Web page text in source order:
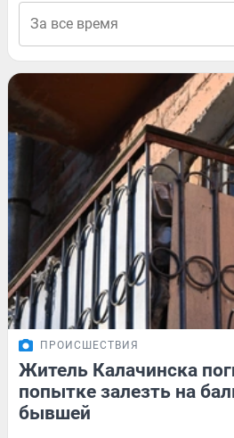
ПРОИСШЕСТВИЯ
Житель Калачинска
попытке залезть на
бывшей